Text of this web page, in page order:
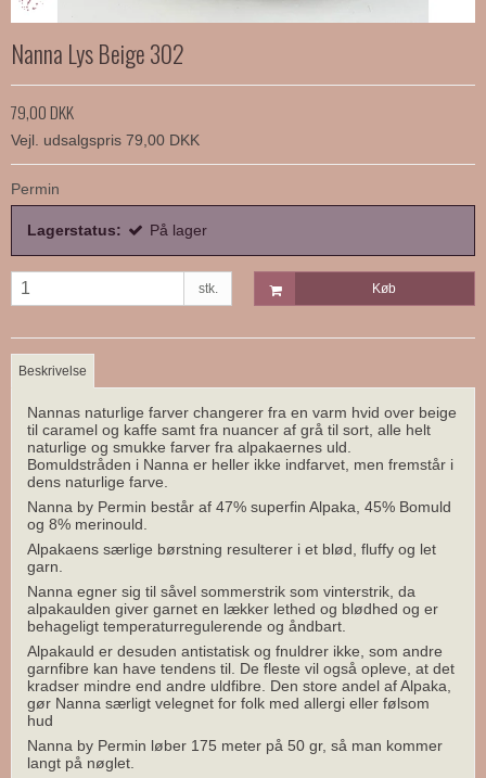
Nanna Lys Beige 302
79,00 DKK
Vejl. udsalgspris 79,00 DKK
Permin
Lagerstatus: På lager
stk. Køb
Beskrivelse
Nannas naturlige farver changerer fra en varm hvid over beige
til caramel og kaffe samt fra nuancer af grå til sort, alle helt
naturlige og smukke farver fra alpakaernes uld.
Bomuldstråden i Nanna er heller ikke indfarvet, men fremstår i
dens naturlige farve.
Nanna by Permin består af 47% superfin Alpaka, 45% Bomuld
og 8% merinould.
Alpakaens særlige børstning resulterer i et blød, fluffy og let
garn.
Nanna egner sig til såvel sommerstrik som vinterstrik, da
alpakaulden giver garnet en lækker lethed og blødhed og er
behageligt temperaturregulerende og åndbart.
Alpakauld er desuden antistatisk og fnuldrer ikke, som andre
garnfibre kan have tendens til. De fleste vil også opleve, at det
kradser mindre end andre uldfibre. Den store andel af Alpaka,
gør Nanna særligt velegnet for folk med allergi eller følsom
hud
Nanna by Permin løber 175 meter på 50 gr, så man kommer
langt på nøglet.